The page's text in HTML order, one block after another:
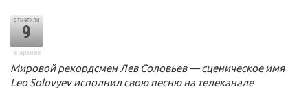
отметили
9
в архиве
Мировой рекордсмен Лев Соловьев — сценическое имя
Leo Solovyev исполнил свою песню на телеканале